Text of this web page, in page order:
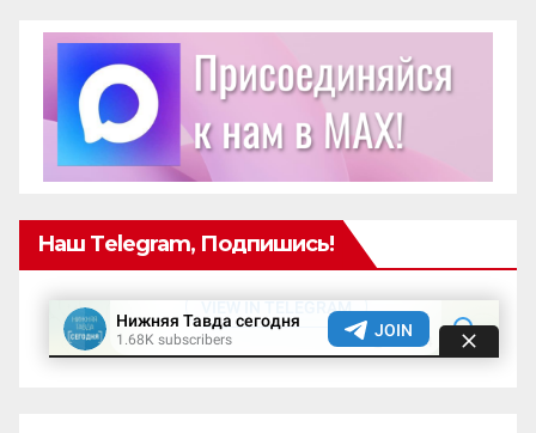
Наш Telegram, Подпишись!